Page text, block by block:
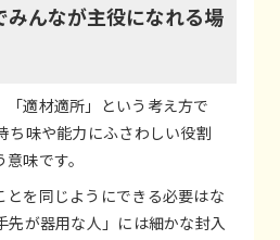
みんなが主役になれる場
「適材適所」という考え方で
ち味や能力にふさわしい役割
味です。
を同じようにできる必要はな
先が器用な人」には細かな封入